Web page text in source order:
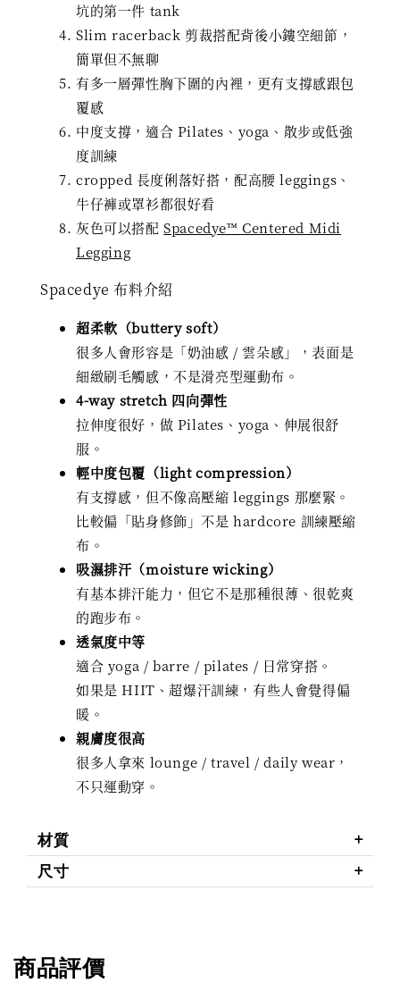
坑的第一件 tank
Slim racerback 剪裁搭配背後小鏤空細節，
簡單但不無聊
有多一層彈性胸下圍的內裡，更有支撐感跟包
覆感
中度支撐，適合 Pilates、yoga、散步或低強
度訓練
cropped 長度俐落好搭，配高腰 leggings、
牛仔褲或罩衫都很好看
灰色可以搭配Spacedye™ Centered Midi
Legging
Spacedye 布料介紹
超柔軟（buttery soft）
很多人會形容是「奶油感 / 雲朵感」，表面是
細緻刷毛觸感，不是滑亮型運動布。
4-way stretch 四向彈性
拉伸度很好，做 Pilates、yoga、伸展很舒
服。
輕中度包覆（light compression）
有支撐感，但不像高壓縮 leggings 那麼緊。
比較偏「貼身修飾」不是 hardcore 訓練壓縮
布。
吸濕排汗（moisture wicking）
有基本排汗能力，但它不是那種很薄、很乾爽
的跑步布。
透氣度中等
適合 yoga / barre / pilates / 日常穿搭。
如果是 HIIT、超爆汗訓練，有些人會覺得偏
暖。
親膚度很高
很多人拿來 lounge / travel / daily wear，
不只運動穿。
材質
尺寸
商品評價